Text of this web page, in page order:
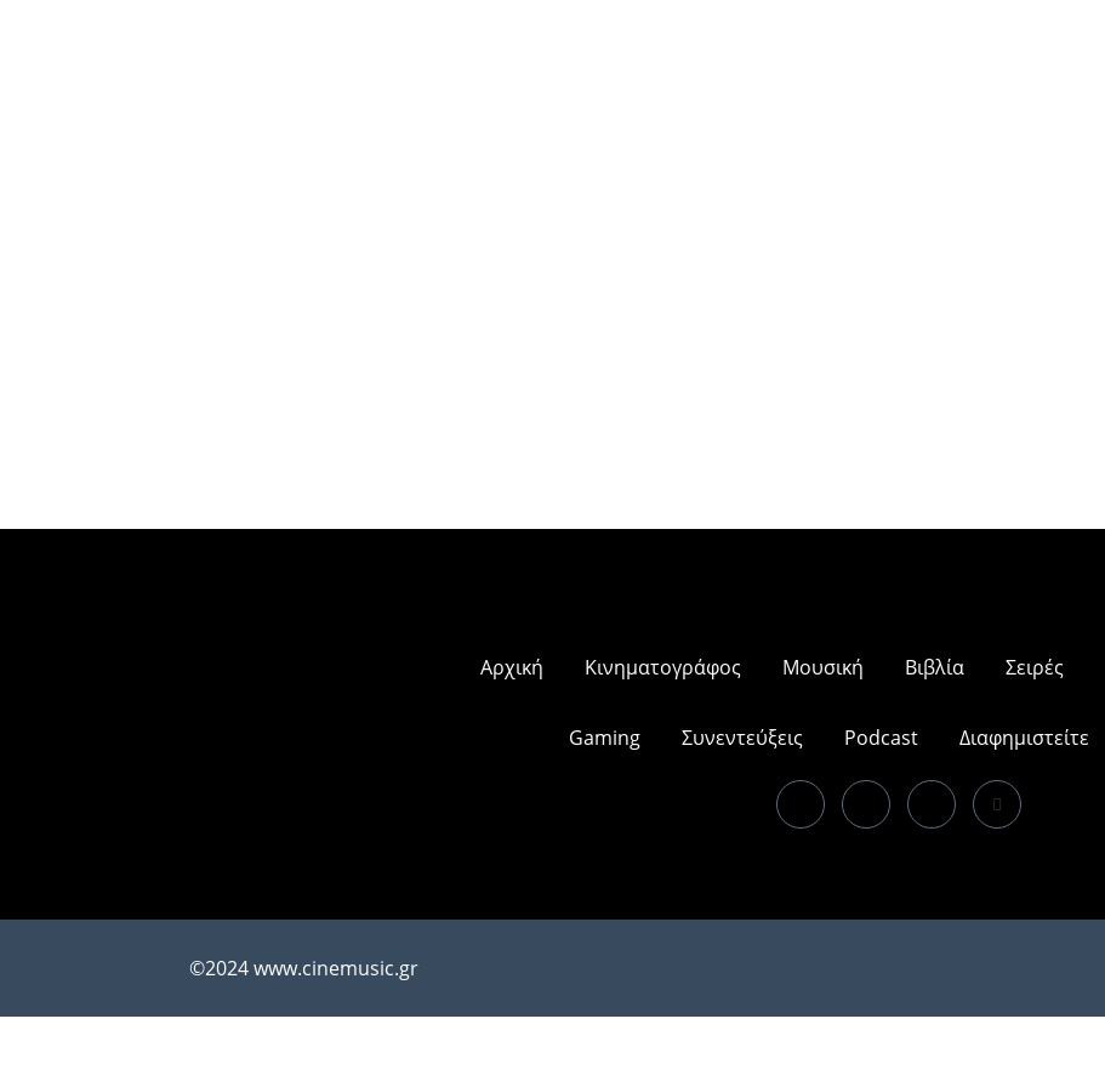
Αρχική Κινηματογράφος Μουσική Βιβλία Σειρές
Gaming Συνεντεύξεις Podcast Διαφημιστείτε
©2024 www.cinemusic.gr